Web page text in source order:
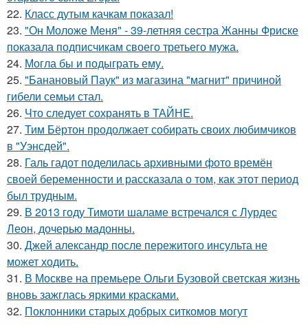
22. Класс дутым качкам показал!
23. "Он Моложе Меня" - 39-летняя сестра Жанны Фриске
показала подписчикам своего третьего мужа.
24. Могла бы и подыграть ему.
25. "Банановый Паук" из магазина "магнит" причиной
гибели семьи стал.
26. Что следует сохранять в ТАЙНЕ.
27. Тим Бёртон продолжает собирать своих любимчиков
в "Уэнсдей".
28. Галь гадот поделилась архивными фото времён
своей беременности и рассказала о том, как этот период
был трудным.
29. В 2013 году Тимоти шаламе встречался с Лурдес
Леон, дочерью мадонны.
30. Джей александр после пережитого инсульта не
может ходить.
31. В Москве на премьере Ольги Бузовой светская жизнь
вновь зажглась яркими красками.
32. Поклонники старых добрых ситкомов могут